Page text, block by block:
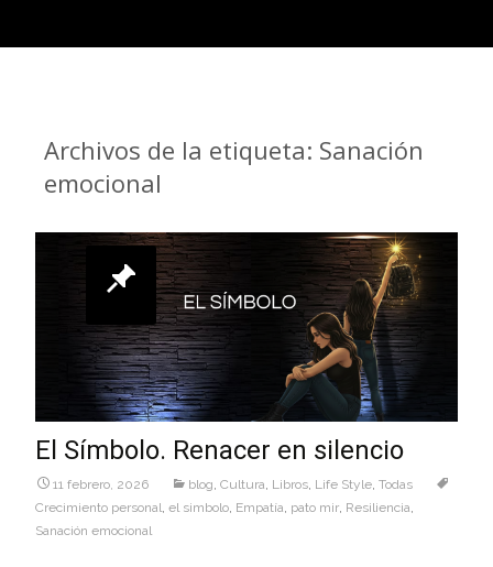
Archivos de la etiqueta: Sanación
emocional
El Símbolo. Renacer en silencio
11 febrero, 2026 blog Cultura Libros Life Style Todas
Crecimiento personal el simbolo Empatía pato mir Resiliencia
Sanación emocional